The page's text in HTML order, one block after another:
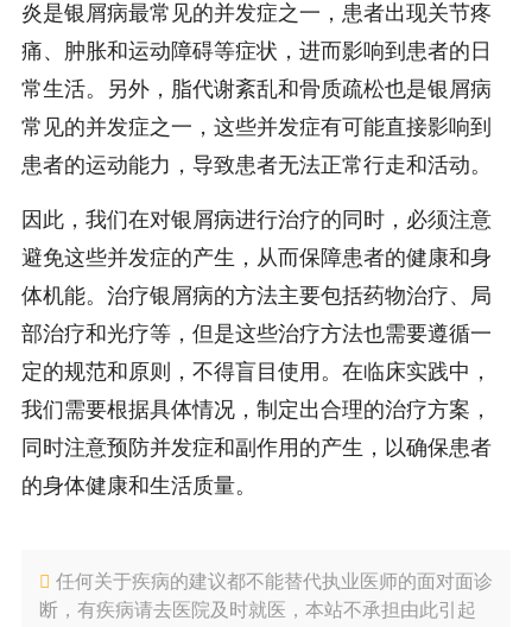
炎是银屑病最常见的并发症之一，患者出现关节疼
痛、肿胀和运动障碍等症状，进而影响到患者的日
常生活。另外，脂代谢紊乱和骨质疏松也是银屑病
常见的并发症之一，这些并发症有可能直接影响到
患者的运动能力，导致患者无法正常行走和活动。
因此，我们在对银屑病进行治疗的同时，必须注意
避免这些并发症的产生，从而保障患者的健康和身
体机能。治疗银屑病的方法主要包括药物治疗、局
部治疗和光疗等，但是这些治疗方法也需要遵循一
定的规范和原则，不得盲目使用。在临床实践中，
我们需要根据具体情况，制定出合理的治疗方案，
同时注意预防并发症和副作用的产生，以确保患者
的身体健康和生活质量。
任何关于疾病的建议都不能替代执业医师的面对面诊
断，有疾病请去医院及时就医，本站不承担由此引起